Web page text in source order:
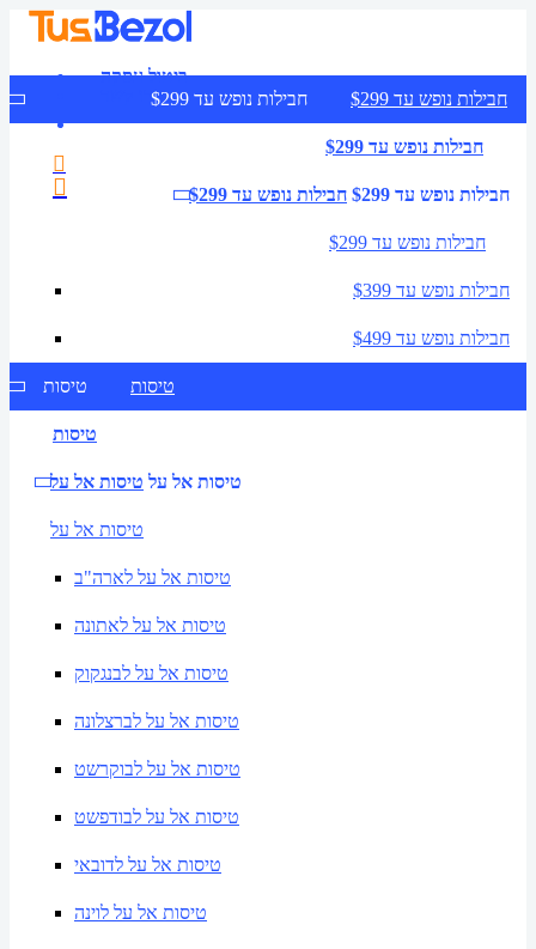
ביטול עסקה
צרו קשר
חבילות נופש עד $299 חבילות נופש עד $299
חבילות נופש עד $299
חבילות נופש עד $299 חבילות נופש עד $299
חבילות נופש עד $299
חבילות נופש עד $399
חבילות נופש עד $499
טיסות טיסות
טיסות
טיסות אל על טיסות אל על
טיסות אל על
טיסות אל על לארה"ב
טיסות אל על לאתונה
טיסות אל על לבנגקוק
טיסות אל על לברצלונה
טיסות אל על לבוקרשט
טיסות אל על לבודפשט
טיסות אל על לדובאי
טיסות אל על לוינה